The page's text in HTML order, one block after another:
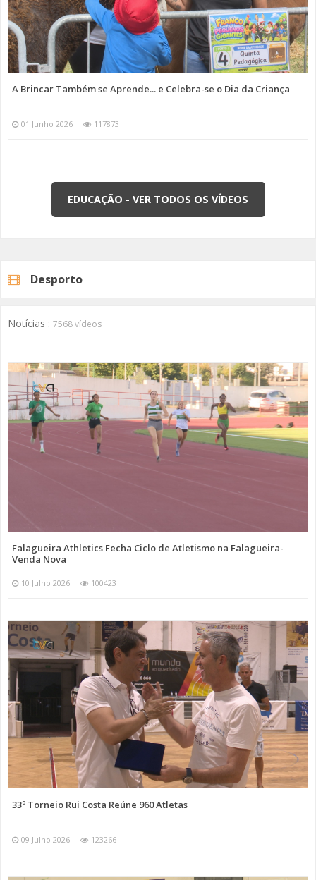
A Brincar Também se Aprende... e Celebra-se o Dia da Criança
01 Junho 2026 117873
EDUCAÇÃO - VER TODOS OS VÍDEOS
Desporto
Notícias : 7568 vídeos
Falagueira Athletics Fecha Ciclo de Atletismo na Falagueira-
Venda Nova
10 Julho 2026 100423
33º Torneio Rui Costa Reúne 960 Atletas
09 Julho 2026 123266